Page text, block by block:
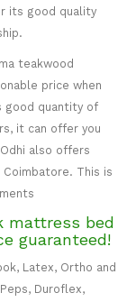
its good quality
teakwood
price when
good quantity of
it can offer you
also offers
Coimbatore. This is
mattress bed
guaranteed!
Latex, Ortho and
Duroflex,